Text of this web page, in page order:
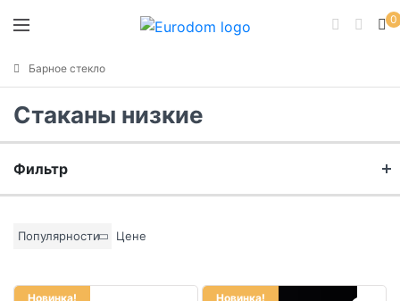
0
Барное стекло
Стаканы низкие
Фильтр
Популярности Цене
Новинка! Новинка!